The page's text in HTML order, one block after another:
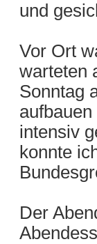
und
Vor Ort
warteten
Sonntag
intensiv
konnte
Der